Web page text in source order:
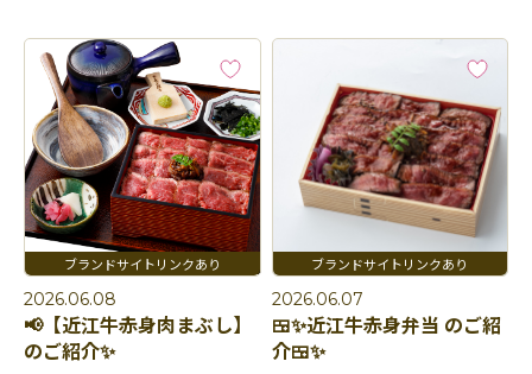
2026.06.08
📢【近江牛赤身肉まぶし】
のご紹介✨
2026.06.07
🍱✨近江牛赤身弁当 のご紹
介🍱✨